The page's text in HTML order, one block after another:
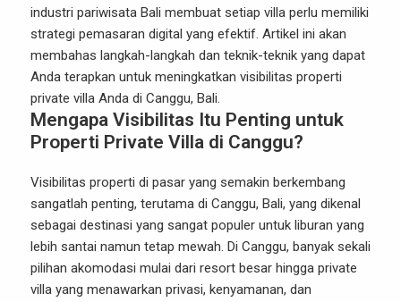
industri pariwisata Bali membuat setiap villa perlu memiliki
strategi pemasaran digital yang efektif. Artikel ini akan
membahas langkah-langkah dan teknik-teknik yang dapat
Anda terapkan untuk meningkatkan visibilitas properti
private villa Anda di Canggu, Bali.
Mengapa Visibilitas Itu Penting untuk
Properti Private Villa di Canggu?
Visibilitas properti di pasar yang semakin berkembang
sangatlah penting, terutama di Canggu, Bali, yang dikenal
sebagai destinasi yang sangat populer untuk liburan yang
lebih santai namun tetap mewah. Di Canggu, banyak sekali
pilihan akomodasi mulai dari resort besar hingga private
villa yang menawarkan privasi, kenyamanan, dan